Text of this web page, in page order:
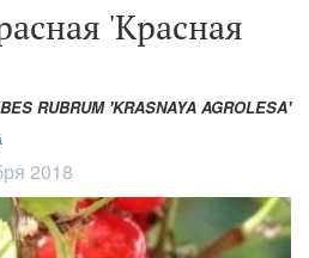
'Красная
RUBRUM 'KRASNAYA AGROLESA'
2018